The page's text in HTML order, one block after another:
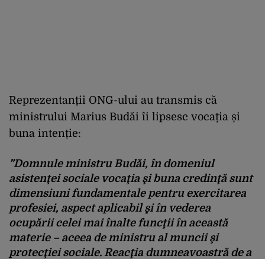
Reprezentanții ONG-ului au transmis că
ministrului Marius Budăi îi lipsesc vocația și
buna intenție:
”Domnule ministru Budăi, în domeniul
asistenţei sociale vocaţia şi buna credinţă sunt
dimensiuni fundamentale pentru exercitarea
profesiei, aspect aplicabil şi în vederea
ocupării celei mai înalte funcţii în această
materie – aceea de ministru al muncii şi
protecţiei sociale. Reacţia dumneavoastră de a